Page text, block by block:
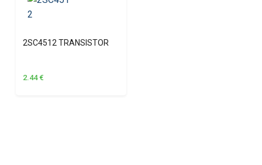
2SC4512 TRANSISTOR
2.44 €